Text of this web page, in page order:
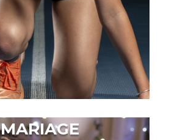
MARIAGE